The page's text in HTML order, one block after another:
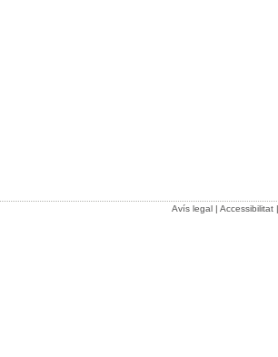
Avís legal| Accessibilitat